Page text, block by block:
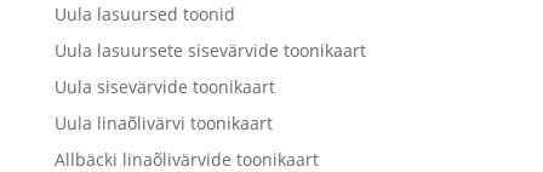
Uula lasuursed toonid
Uula lasuursete sisevärvide toonikaart
Uula sisevärvide toonikaart
Uula linaõlivärvi toonikaart
Allbäcki linaõlivärvide toonikaart